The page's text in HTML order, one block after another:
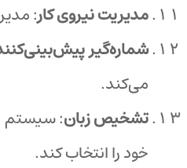
مدیریت نیروی کار:
شماره‌گیر
می‌کند.
تشخیص زبان: سیستم
خود را انتخاب کند.